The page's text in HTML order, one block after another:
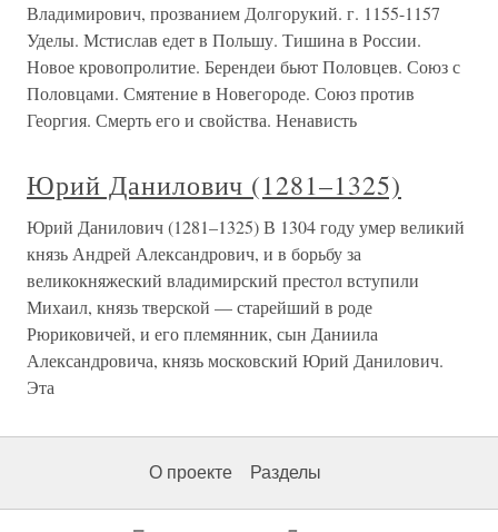
Владимирович, прозванием Долгорукий. г. 1155-1157
Уделы. Мстислав едет в Польшу. Тишина в России.
Новое кровопролитие. Берендеи бьют Половцев. Союз с
Половцами. Смятение в Новегороде. Союз против
Георгия. Смерть его и свойства. Ненависть
Юрий Данилович (1281–1325)
Юрий Данилович (1281–1325) В 1304 году умер великий
князь Андрей Александрович, и в борьбу за
великокняжеский владимирский престол вступили
Михаил, князь тверской — старейший в роде
Рюриковичей, и его племянник, сын Даниила
Александровича, князь московский Юрий Данилович.
Эта
О проекте Разделы